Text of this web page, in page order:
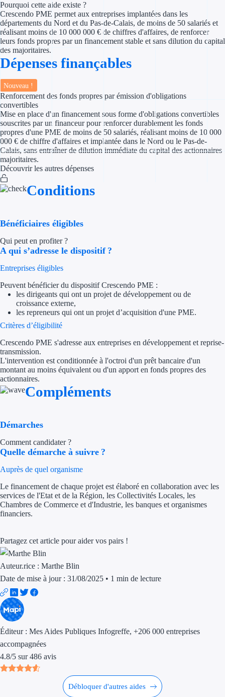
Prêt
Appel à projet
Aides par
Aides
Quelles aides pour
Aides Région
Aides Région
Aides Région
Outre-mer
Pourquoi cette aide existe ?
Crescendo PME permet aux entreprises implantées dans les
départements du Nord et du Pas-de-Calais, de moins de 50 salariés et
réalisant moins de 10 000 000 € de chiffres d'affaires, de renforcer
leurs fonds propres par un financement stable et sans dilution du capital
des majoritaires.
Dépenses finançables
Nouveau !
Renforcement des fonds propres par émission d'obligations
convertibles
Mise en place d'un financement sous forme d'obligations convertibles
souscrites par un financeur pour renforcer durablement les fonds
propres d'une PME de moins de 50 salariés, réalisant moins de 10 000
000 € de chiffre d'affaires et implantée dans le Nord ou le Pas-de-
Calais, sans entraîner de dilution immédiate du capital des actionnaires
majoritaires.
Découvrir les autres dépenses
Conditions
Bénéficiaires éligibles
Qui peut en profiter ?
A qui s’adresse le dispositif ?
Entreprises éligibles
Peuvent bénéficier du dispositif Crescendo PME :
les dirigeants qui ont un projet de développement ou de
croissance externe,
les repreneurs qui ont un projet d’acquisition d'une PME.
Critères d’éligibilité
Crescendo PME s'adresse aux entreprises en développement et reprise-
transmission.
L'intervention est conditionnée à l'octroi d'un prêt bancaire d'un
montant au moins équivalent ou d'un apport en fonds propres des
actionnaires.
Compléments
Démarches
Comment candidater ?
Quelle démarche à suivre ?
Auprès de quel organisme
Le financement de chaque projet est élaboré en collaboration avec les
services de l'Etat et de la Région, les Collectivités Locales, les
Chambres de Commerce et d'Industrie, les banques et organismes
financiers.
Partagez cet article pour aider vos pairs !
Auteur.rice : Marthe Blin
Date de mise à jour : 31/08/2025 • 1 min de lecture
Éditeur : Mes Aides Publiques Infogreffe, +206 000 entreprises
accompagnées
4.8/5 sur 486 avis
Débloquer d'autres aides